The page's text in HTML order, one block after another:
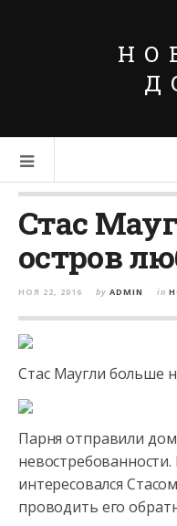
Стас
остров
НОЯ 22, 2016 by ADMIN in
Стас Маугли больше
Парня отправили
интересовался
проводить его